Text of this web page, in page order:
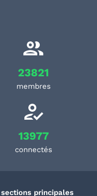
23821
membres
13977
connectés
principales